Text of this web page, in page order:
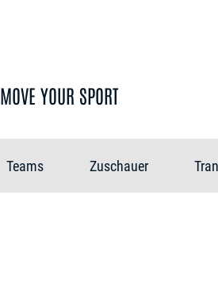
MOVE YOUR SPORT
Teams Zuschauer